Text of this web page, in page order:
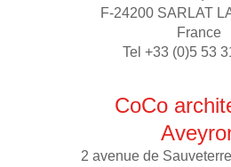
F-24200 SARLAT
France
Tel +33 (0)5 53
CoCo
2 avenue de